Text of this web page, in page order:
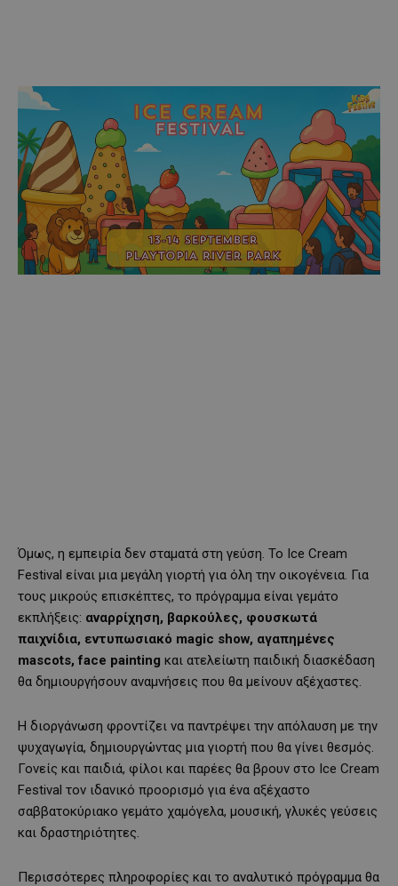
Όμως, η εμπειρία δεν σταματά στη γεύση. Το Ice Cream
Festival είναι μια μεγάλη γιορτή για όλη την οικογένεια. Για
τους μικρούς επισκέπτες, το πρόγραμμα είναι γεμάτο
εκπλήξεις: αναρρίχηση, βαρκούλες, φουσκωτά
παιχνίδια, εντυπωσιακό magic show, αγαπημένες
mascots, face painting και ατελείωτη παιδική διασκέδαση
θα δημιουργήσουν αναμνήσεις που θα μείνουν αξέχαστες.
Η διοργάνωση φροντίζει να παντρέψει την απόλαυση με την
ψυχαγωγία, δημιουργώντας μια γιορτή που θα γίνει θεσμός.
Γονείς και παιδιά, φίλοι και παρέες θα βρουν στο Ice Cream
Festival τον ιδανικό προορισμό για ένα αξέχαστο
σαββατοκύριακο γεμάτο χαμόγελα, μουσική, γλυκές γεύσεις
και δραστηριότητες.
Περισσότερες πληροφορίες και το αναλυτικό πρόγραμμα θα